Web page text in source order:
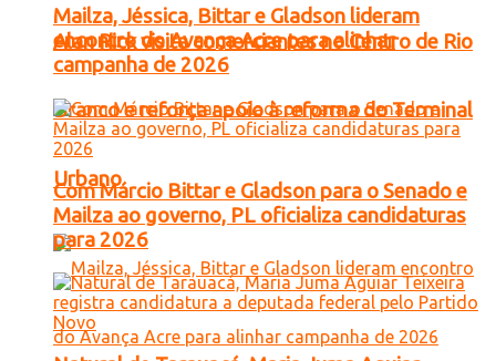
Alan Rick visita comerciantes no Centro de Rio
Branco e reforça apoio à reforma do Terminal
Urbano
Mailza, Jéssica, Bittar e Gladson lideram
encontro do Avança Acre para alinhar
campanha de 2026
Com Márcio Bittar e Gladson para o Senado e
Mailza ao governo, PL oficializa candidaturas
para 2026